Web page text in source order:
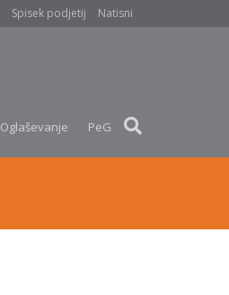
Spisek podjetij Natisni
Oglaševanje PeG